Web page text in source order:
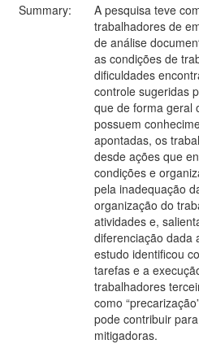
Summary:
A pesquisa teve
trabalhadores de
de análise
as condições de
dificuldades
controle sugeridas
que de forma geral
possuem
apontadas, os
desde ações que
condições e
pela inadequação
organização do
atividades e,
diferenciação dada
estudo identificou
tarefas e a
trabalhadores
como
pode contribuir
mitigadoras.